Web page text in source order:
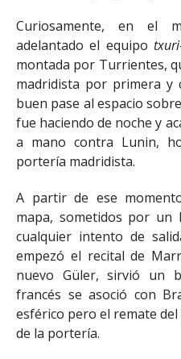
Curiosamente, en el
adelantado el equipo
montada por Turrientes,
madridista por primera y
buen pase al espacio
fue haciendo de noche y
a mano contra Lunin,
portería madridista.
A partir de ese
mapa, sometidos por un
cualquier intento de
empezó el recital de
nuevo Güler, sirvió un
francés se asoció con
esférico pero el remate
de la portería.